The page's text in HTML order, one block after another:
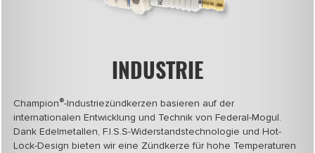
INDUSTRIE
Champion®-Industriezündkerzen basieren auf der
internationalen Entwicklung und Technik von Federal-Mogul.
Dank Edelmetallen, F.I.S.S-Widerstandstechnologie und Hot-
Lock-Design bieten wir eine Zündkerze für hohe Temperaturen